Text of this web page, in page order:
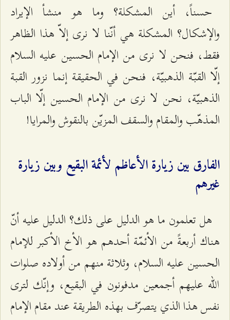
حسناً، أين المشكلة؟ وما هو منشأ الإيراد
والإشكال؟ المشكلة هي أنّنا لا نرى إلاّ هذا الظاهر
فقط، فنحن لا نرى من الإمام الحسين عليه السلام
إلّا القبّة الذهبيّة، فنحن في الحقيقة إنما نزور القبة
الذهبيّة، نحن لا نرى من الإمام الحسين إلّا الباب
المذهّب والمقام والسقف المزيّن بالنقوش والمرايا!
الفارق بين زيارة الأعاظم لأئمة البقيع وبين زيارة
غيرهم
هل تعلمون ما هو الدليل على ذلك؟ الدليل عليه أنّ
هناك أربعةً من الأئمّة أحدهم هو الأخ الأكبر للإمام
الحسين عليه السلام، وثلاثة منهم من أولاده صلوات
الله عليهم أجمعين مدفونون في البقيع، وإنّك لترى
نفس هذا الذي يتصرّف بهذه الطريقة عند مقام الإمام